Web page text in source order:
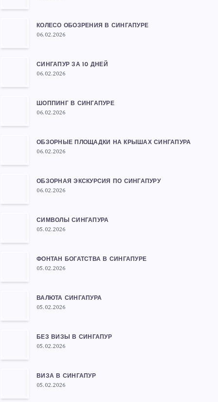
КОЛЕСО ОБОЗРЕНИЯ В СИНГАПУРЕ
06.02.2026
СИНГАПУР ЗА 10 ДНЕЙ
06.02.2026
ШОППИНГ В СИНГАПУРЕ
06.02.2026
ОБЗОРНЫЕ ПЛОЩАДКИ НА КРЫШАХ СИНГАПУРА
06.02.2026
ОБЗОРНАЯ ЭКСКУРСИЯ ПО СИНГАПУРУ
06.02.2026
СИМВОЛЫ СИНГАПУРА
05.02.2026
ФОНТАН БОГАТСТВА В СИНГАПУРЕ
05.02.2026
ВАЛЮТА СИНГАПУРА
05.02.2026
БЕЗ ВИЗЫ В СИНГАПУР
05.02.2026
ВИЗА В СИНГАПУР
05.02.2026